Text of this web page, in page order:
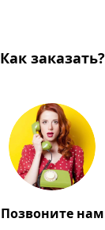
Как заказать?
Позвоните нам